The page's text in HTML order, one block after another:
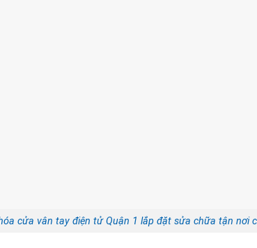
cửa vân tay điện tử Quận 1 lắp đặt sửa chữa tận nơi